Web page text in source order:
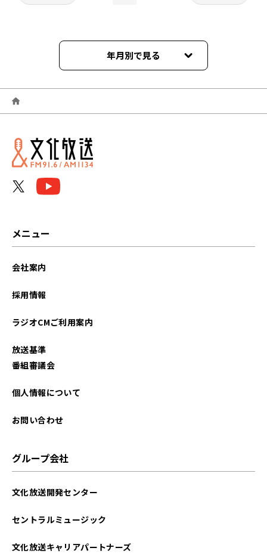
年月別で見る
2026年06月
2026年05月
2026年04月
2025年07月
2025年04月
メニュー
会社案内
採用情報
ラジオCMご利用案内
放送基準
番組審議会
個人情報について
お問い合わせ
グループ会社
文化放送開発センター
セントラルミュージック
文化放送キャリアパートナーズ